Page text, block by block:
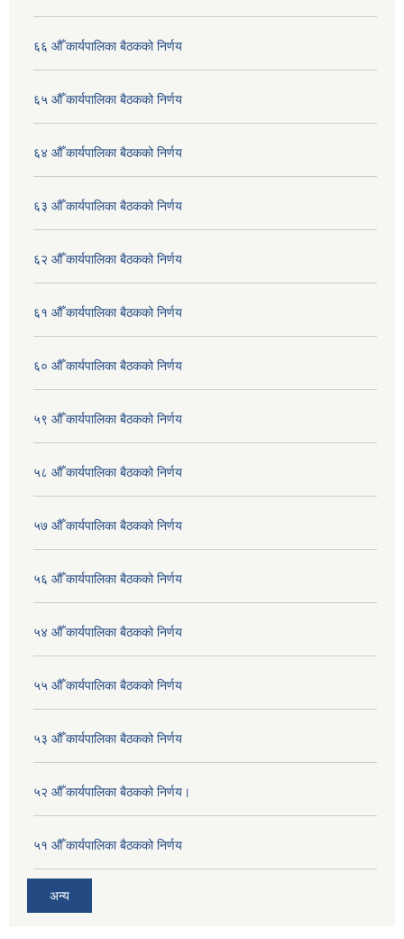
६६ औँ कार्यपालिका बैठकको निर्णय
६५ औँ कार्यपालिका बैठकको निर्णय
६४ औँ कार्यपालिका बैठकको निर्णय
६३ औँ कार्यपालिका बैठकको निर्णय
६२ औँ कार्यपालिका बैठकको निर्णय
६१ औँ कार्यपालिका बैठकको निर्णय
६० औँ कार्यपालिका बैठकको निर्णय
५९ औँ कार्यपालिका बैठकको निर्णय
५८ औँ कार्यपालिका बैठकको निर्णय
५७ औँ कार्यपालिका बैठकको निर्णय
५६ औँ कार्यपालिका बैठकको निर्णय
५४ औँ कार्यपालिका बैठकको निर्णय
५५ औँ कार्यपालिका बैठकको निर्णय
५३ औँ कार्यपालिका बैठकको निर्णय
५२ औँ कार्यपालिका बैठकको निर्णय।
५१ औँ कार्यपालिका बैठकको निर्णय
अन्य